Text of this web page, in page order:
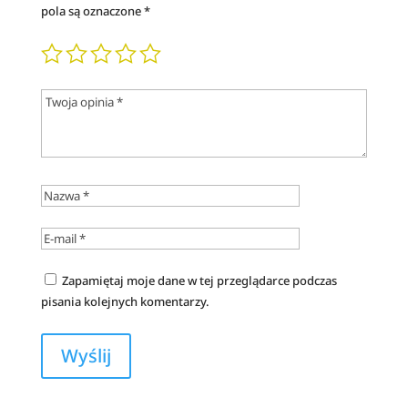
pola są oznaczone*
Zapamiętaj moje dane w tej przeglądarce podczas
pisania kolejnych komentarzy.